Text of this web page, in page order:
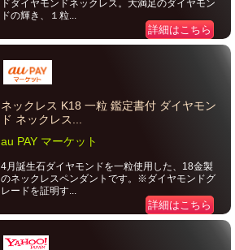
ドダイヤモンドネックレス。大満足のダイヤモン
ドの輝き、１粒...
詳細はこちら
ネックレス K18 一粒 鑑定書付 ダイヤモン
ド ネックレス...
au PAY マーケット
4月誕生石ダイヤモンドを一粒使用した、18金製
のネックレスペンダントです。※ダイヤモンドグ
レードを証明す...
詳細はこちら